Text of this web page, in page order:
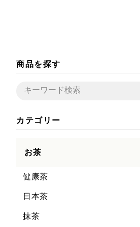
商品を探す
カテゴリー
お茶
健康茶
日本茶
抹茶